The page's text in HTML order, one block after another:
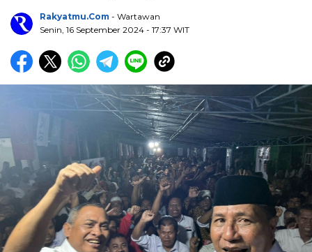
Rakyatmu.com - Wartawan
Senin, 16 September 2024 - 17:37 WIT